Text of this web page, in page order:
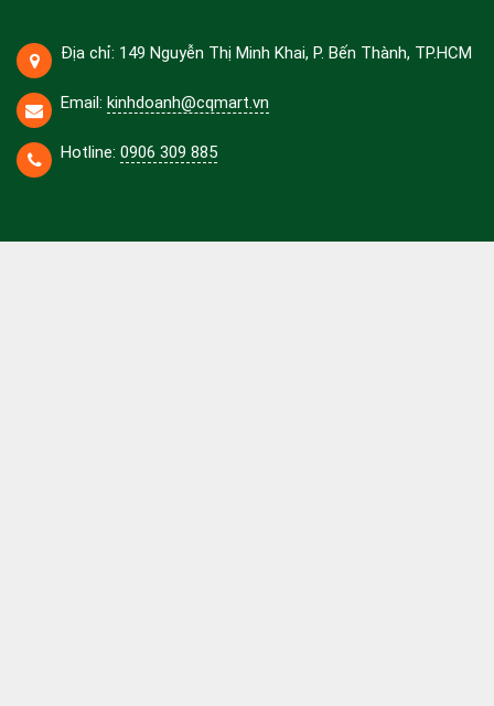
Địa chỉ: 149 Nguyễn Thị Minh Khai, P. Bến Thành, TP.HCM
Email: kinhdoanh@cqmart.vn
Hotline: 0906 309 885